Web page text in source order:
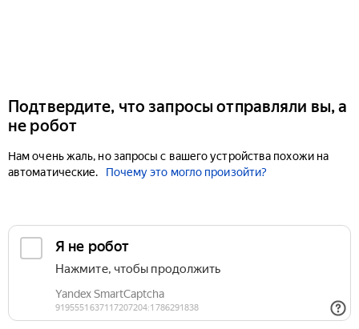
Подтвердите, что запросы отправляли вы, а
не робот
Нам очень жаль, но запросы с вашего устройства похожи на
автоматические.
Почему это могло произойти?